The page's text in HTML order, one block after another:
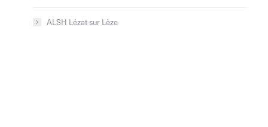
ALSH Lézat sur Lèze